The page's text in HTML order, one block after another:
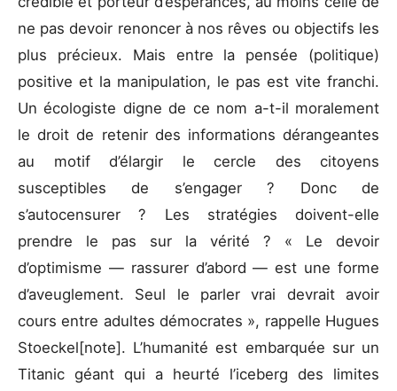
ne pas devoir renoncer à nos rêves ou objectifs les
plus précieux. Mais entre la pensée (politique)
positive et la manipulation, le pas est vite franchi.
Un écologiste digne de ce nom a-t-il moralement
le droit de retenir des informations dérangeantes
au motif d’élargir le cercle des citoyens
susceptibles de s’engager ? Donc de
s’autocensurer ? Les stratégies doivent-elle
prendre le pas sur la vérité ? « Le devoir
d’optimisme — rassurer d’abord — est une forme
d’aveuglement. Seul le parler vrai devrait avoir
cours entre adultes démocrates », rappelle Hugues
Stoeckel[note]. L’humanité est embarquée sur un
Titanic géant qui a heurté l’iceberg des limites